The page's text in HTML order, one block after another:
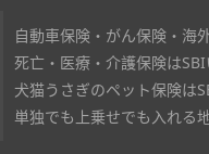
自動車保険・がん保険・海
死亡・医療・介護保険は
犬猫うさぎのペット保険は
単独でも上乗せでも入れる